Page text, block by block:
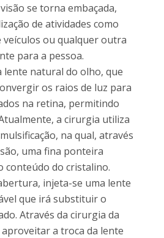
se torna embaçada,
de atividades como
veículos ou qualquer outra
para a pessoa.
lente natural do olho, que
os raios de luz para
na retina, permitindo
a cirurgia utiliza
na qual, através
uma fina ponteira
conteúdo do cristalino.
injeta-se uma lente
que irá substituir o
Através da cirurgia da
a troca da lente